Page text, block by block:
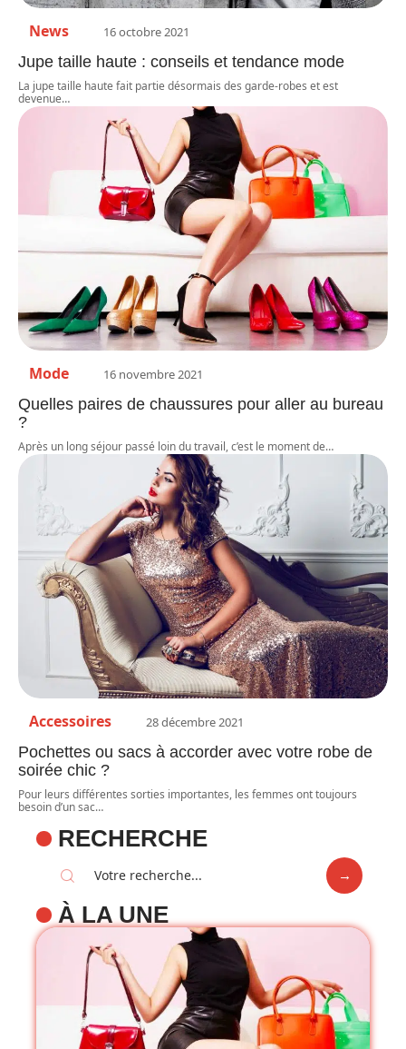
News 16 octobre 2021
Jupe taille haute : conseils et tendance mode
La jupe taille haute fait partie désormais des garde-robes et est
devenue…
Mode 16 novembre 2021
Quelles paires de chaussures pour aller au bureau
?
Après un long séjour passé loin du travail, c’est le moment de…
Accessoires 28 décembre 2021
Pochettes ou sacs à accorder avec votre robe de
soirée chic ?
Pour leurs différentes sorties importantes, les femmes ont toujours
besoin d’un sac…
RECHERCHE
À LA UNE